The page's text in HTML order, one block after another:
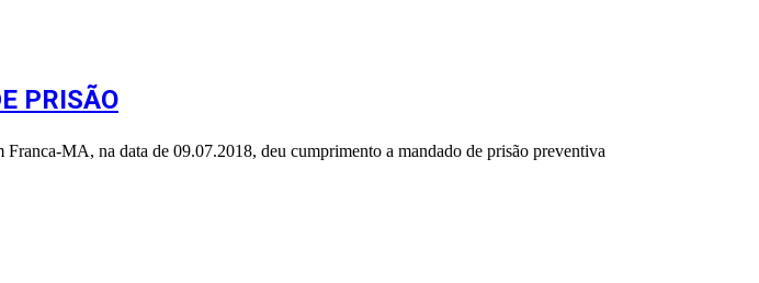
PRISÃO
MA, na data de 09.07.2018, deu cumprimento a mandado de prisão preventiva